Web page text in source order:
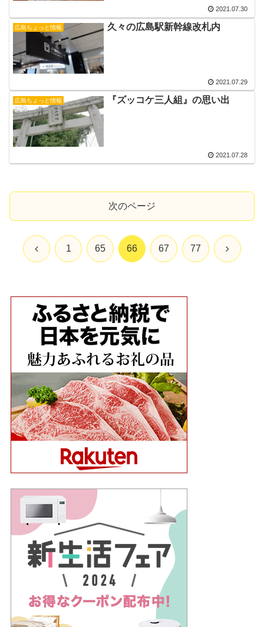
2021.07.30
広島ちょっと情報 久々の広島駅新幹線改札内
2021.07.29
広島ちょっと情報 『ズッコケ三人組』の思い出
2021.07.28
次のページ
前 1 65 66 67 77 次